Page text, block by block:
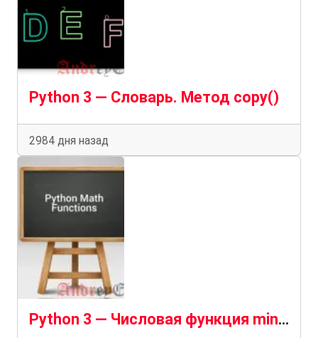
Python 3 — Словарь. Метод copy()
2984 дня назад
Python 3 — Числовая функция min()